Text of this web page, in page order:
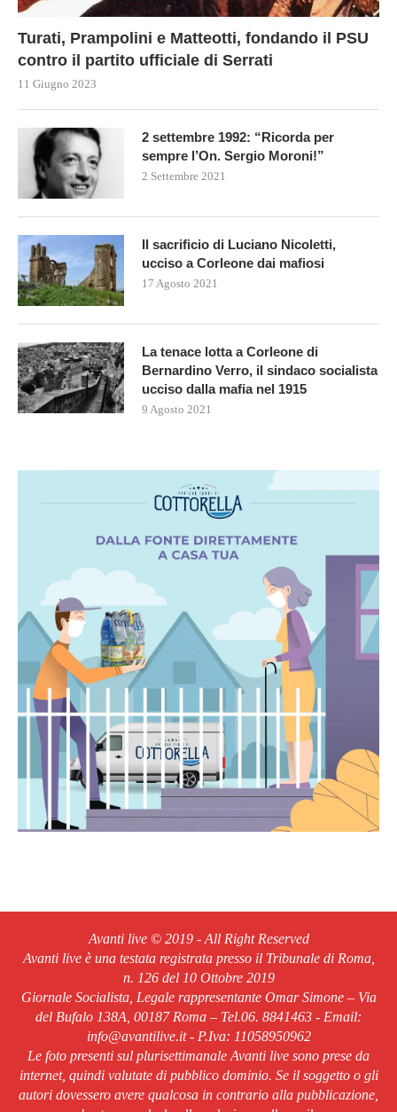
Turati, Prampolini e Matteotti, fondando il PSU
contro il partito ufficiale di Serrati
11 Giugno 2023
2 settembre 1992: “Ricorda per
sempre l’On. Sergio Moroni!”
2 Settembre 2021
Il sacrificio di Luciano Nicoletti,
ucciso a Corleone dai mafiosi
17 Agosto 2021
La tenace lotta a Corleone di
Bernardino Verro, il sindaco socialista
ucciso dalla mafia nel 1915
9 Agosto 2021
Avanti live © 2019 - All Right Reserved
Avanti live è una testata registrata presso il Tribunale di Roma,
n. 126 del 10 Ottobre 2019
Giornale Socialista, Legale rappresentante Omar Simone – Via
del Bufalo 138A, 00187 Roma – Tel.06. 8841463 - Email:
info@avantilive.it - P.Iva: 11058950962
Le foto presenti sul plurisettimanale Avanti live sono prese da
internet, quindi valutate di pubblico dominio. Se il soggetto o gli
autori dovessero avere qualcosa in contrario alla pubblicazione,